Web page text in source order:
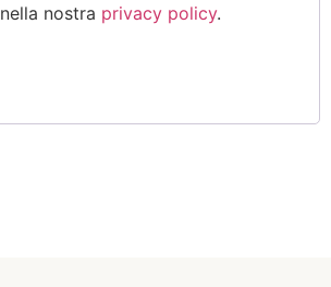
nostra privacy policy.